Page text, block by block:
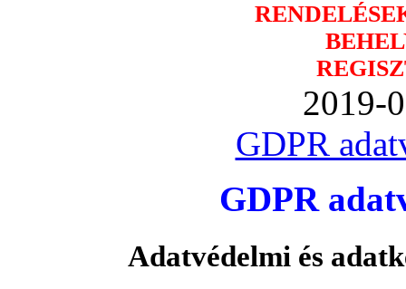
2019-
GDPR
GDPR
Adatvédelmi és